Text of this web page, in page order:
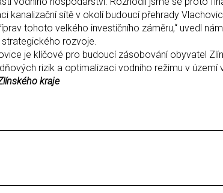
kanalizační sítě v okolí budoucí přehrady
tohoto velkého investičního záměru,“ uvedl
rozvoje.
je klíčové pro budoucí zásobování obyvatel
rizik a optimalizaci vodního režimu v území
kraje